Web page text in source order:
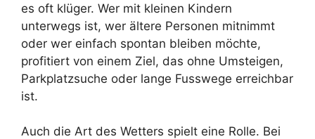
es oft klüger. Wer mit kleinen Kindern
unterwegs ist, wer ältere Personen mitnimmt
oder wer einfach spontan bleiben möchte,
profitiert von einem Ziel, das ohne Umsteigen,
Parkplatzsuche oder lange Fusswege erreichbar
ist.
Auch die Art des Wetters spielt eine Rolle. Bei